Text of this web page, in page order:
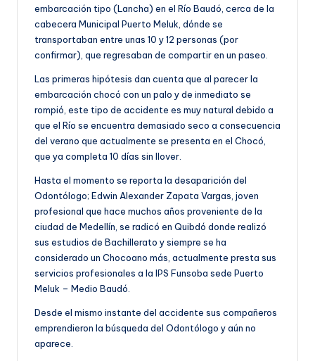
embarcación tipo (Lancha) en el Río Baudó, cerca de la
cabecera Municipal Puerto Meluk, dónde se
transportaban entre unas 10 y 12 personas (por
confirmar), que regresaban de compartir en un paseo.
Las primeras hipótesis dan cuenta que al parecer la
embarcación chocó con un palo y de inmediato se
rompió, este tipo de accidente es muy natural debido a
que el Río se encuentra demasiado seco a consecuencia
del verano que actualmente se presenta en el Chocó,
que ya completa 10 días sin llover.
Hasta el momento se reporta la desaparición del
Odontólogo; Edwin Alexander Zapata Vargas, joven
profesional que hace muchos años proveniente de la
ciudad de Medellín, se radicó en Quibdó donde realizó
sus estudios de Bachillerato y siempre se ha
considerado un Chocoano más, actualmente presta sus
servicios profesionales a la IPS Funsoba sede Puerto
Meluk – Medio Baudó.
Desde el mismo instante del accidente sus compañeros
emprendieron la búsqueda del Odontólogo y aún no
aparece.